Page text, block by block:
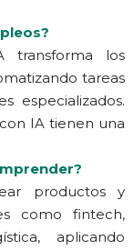
transforma los
tareas
especializados.
IA tienen una
productos y
como fintech,
aplicando